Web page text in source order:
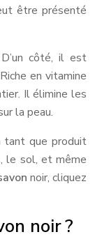
être présenté
côté, il est
en vitamine
Il élimine les
la peau.
tant que produit
le sol, et même
noir, cliquez
noir ?